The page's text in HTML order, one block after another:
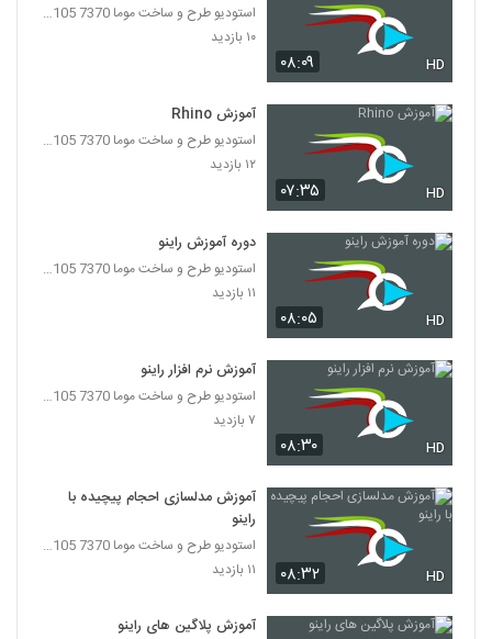
۰۸:۰۹ HD
استودیو طرح و ساخت موما 7370 7105-021
۱۰ بازدید
۰۷:۳۵ HD
آموزش Rhino
استودیو طرح و ساخت موما 7370 7105-021
۱۲ بازدید
۰۸:۰۵ HD
دوره آموزش راینو
استودیو طرح و ساخت موما 7370 7105-021
۱۱ بازدید
۰۸:۳۰ HD
آموزش نرم افزار راینو
استودیو طرح و ساخت موما 7370 7105-021
۷ بازدید
۰۸:۳۲ HD
آموزش مدلسازی احجام پیچیده با
راینو
استودیو طرح و ساخت موما 7370 7105-021
۱۱ بازدید
آموزش پلاگین های راینو